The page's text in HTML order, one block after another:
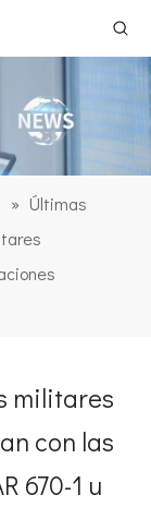
» Últimas
militares
con las
670-1 u